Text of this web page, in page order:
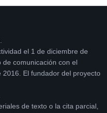
el 1 de diciembre de
comunicación con el
2016. El fundador del proyecto
de texto o la cita parcial,